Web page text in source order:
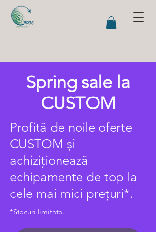
Spring sale la
CUSTOM
Profită de noile oferte
CUSTOM și
achiziționează
echipamente de top la
cele mai mici prețuri*.
*Stocuri limitate.